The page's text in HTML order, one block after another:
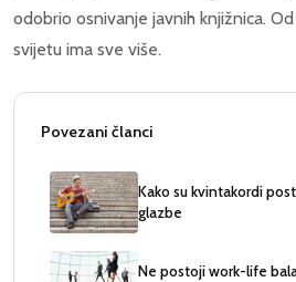
odobrio osnivanje javnih knjižnica.
svijetu ima sve više.
Povezani članci
Kako su kvintakordi
glazbe
Ne postoji work-life